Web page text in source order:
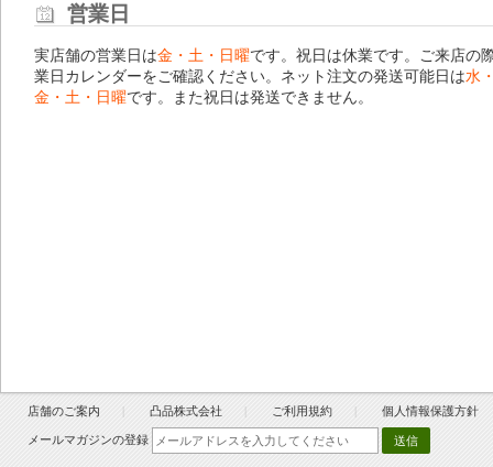
営業日
実店舗の営業日は金・土・日曜です。祝日は休業です。ご来店の
業日カレンダーをご確認ください。ネット注文の発送可能日は水
金・土・日曜です。また祝日は発送できません。
店舗のご案内 凸品株式会社 ご利用規約 個人情報保護方針
メールマガジンの登録 送信